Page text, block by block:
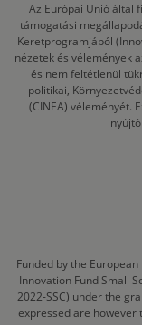
Az Európai Unió által
támogatási
Keretprogramjából
nézetek és vélemények
és nem feltétlenül
politikai,
(CINEA) véleményét.
Funded by the
Innovation Fund Small
2022-SSC) under the
expressed are however